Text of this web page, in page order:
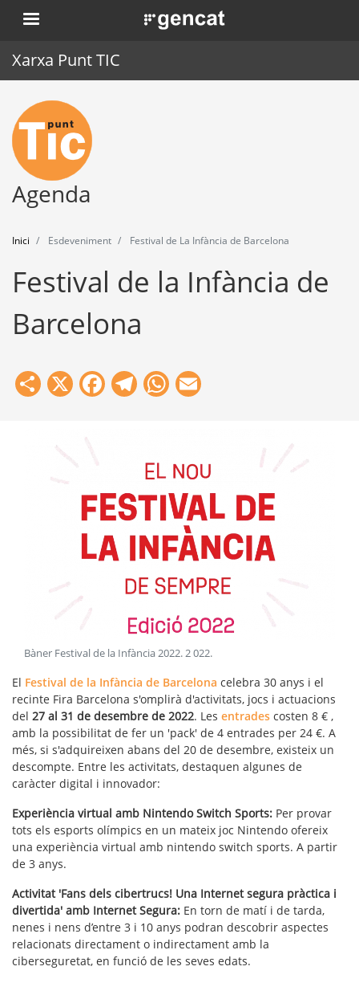
Vés
al
. Obre en una nova finestra.
Xarxa Punt TIC
Inici
Punt TIC
Actualitat
Eines
Agenda
Inici Esdeveniment Festival de La Infància de Barcelona
Festival de la Infància de
Barcelona
Share
X Facebook
Telegram
WhatsApp
Bàner Festival de la Infància 2022.2 022.
El Festival de la Infància de Barcelona celebra 30 anys i el
recinte Fira Barcelona s'omplirà d'activitats, jocs i actuacions
del 27 al 31 de desembre de 2022. Les entrades costen 8 € ,
amb la possibilitat de fer un 'pack' de 4 entrades per 24 €. A
més, si s'adquireixen abans del 20 de desembre, existeix un
descompte. Entre les activitats, destaquen algunes de
caràcter digital i innovador:
Experiència virtual amb Nintendo Switch Sports: Per provar
tots els esports olímpics en un mateix joc Nintendo ofereix
una experiència virtual amb nintendo switch sports. A partir
de 3 anys.
Activitat 'Fans dels cibertrucs! Una Internet segura pràctica i
divertida' amb Internet Segura: En torn de matí i de tarda,
nenes i nens d’entre 3 i 10 anys podran descobrir aspectes
relacionats directament o indirectament amb la
ciberseguretat, en funció de les seves edats.